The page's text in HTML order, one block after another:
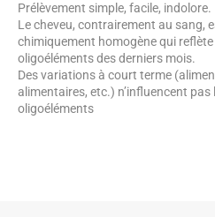
Prélèvement simple, facile, indolore.
Le cheveu, contrairement au sang,
chimiquement homogène qui reflète
oligoéléments des derniers mois.
Des variations à court terme
alimentaires, etc.) n’influencent
oligoéléments